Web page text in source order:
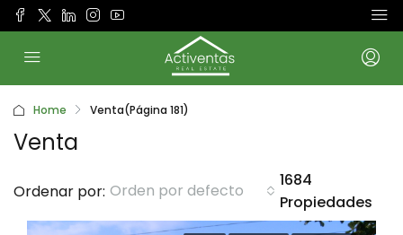
Home Venta(Página 181)
Venta
1684
Propiedades
Ordenar por: Orden por defecto